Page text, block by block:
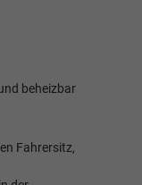
beheizbar
Fahrersitz,